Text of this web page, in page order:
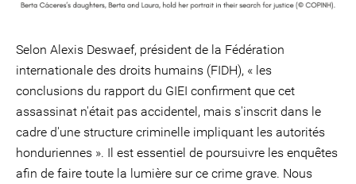
Selon Alexis Deswaef, président de la Fédération
internationale des droits humains (FIDH), « les
conclusions du rapport du GIEI confirment que cet
assassinat n'était pas accidentel, mais s'inscrit dans le
cadre d'une structure criminelle impliquant les autorités
honduriennes ». Il est essentiel de poursuivre les enquêtes
afin de faire toute la lumière sur ce crime grave. Nous